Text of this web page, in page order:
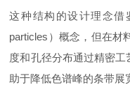
这种结构的设计理念借
particles）概念，但在材
度和孔径分布通过精密
助于降低色谱峰的条带展